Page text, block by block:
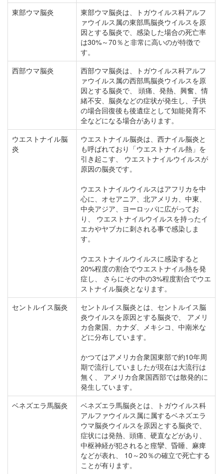
東部ウマ脳炎
東部ウマ脳炎は、トガウイルス科アルフ
ァウイルス属の東部馬脳炎ウイルスを原
因とする脳炎で、感染した場合の死亡率
は30%～70％と非常に高いのが特徴で
す。
西部ウマ脳炎
西部ウマ脳炎は、トガウイルス科アルフ
ァウイルス属の西部馬脳炎ウイルスを原
因とする脳炎で、 頭痛、発熱、興奮、情
緒不安、脳炎などの症状が発生し、子供
の場合回復後も後遺症として知能発育不
全などになる場合があります。
ウエストナイル脳
炎
ウエストナイル脳炎は、西ナイル脳炎と
も呼ばれており「ウエストナイル熱」を
引き起こす、 ウエストナイルウイルスが
原因の脳炎です。
ウエストナイルウイルスはアフリカを中
心に、オセアニア、北アメリカ、中東、
中央アジア、ヨーロッパに広がってお
り、 ウエストナイルウイルスを持ったイ
エカやヤブカに刺される事で感染しま
す。
ウエストナイルウイルスに感染すると
20%程度の割合でウエストナイル熱を発
症し、 さらにその中の3%程度割合でウエ
ストナイル脳炎となります。
セントルイス脳炎
セントルイス脳炎とは、セントルイス脳
炎ウイルスを原因とする脳炎で、 アメリ
カ合衆国、カナダ、メキシコ、中南米な
どに分布しています。
かつてはアメリカ合衆国東部で約10年周
期で流行していましたが現在は大流行は
無く、 アメリカ合衆国西部では散発的に
発生しています。
ベネズエラ馬脳炎
ベネズエラ馬脳炎とは、トガウイルス科
アルファウイルス属に属するベネズエラ
ウマ脳炎ウイルスを原因とする脳炎で、
症状には発熱、頭痛、硬直などがあり、
中枢神経が犯されると痙攣、昏睡、麻痺
などが表れ、 10～20％の確立で死亡する
ことが有ります。